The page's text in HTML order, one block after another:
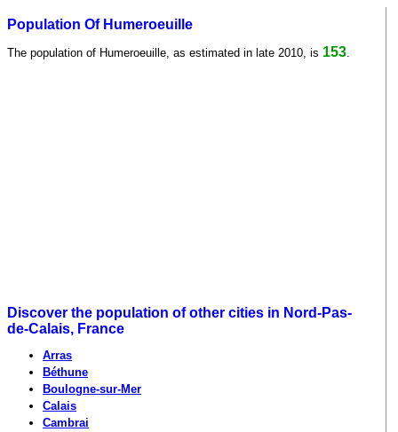
Population Of Humeroeuille
The population of Humeroeuille, as estimated in late 2010, is 153
Discover the population of other cities in Nord-Pas-
de-Calais, France
Arras
Béthune
Boulogne-sur-Mer
Calais
Cambrai